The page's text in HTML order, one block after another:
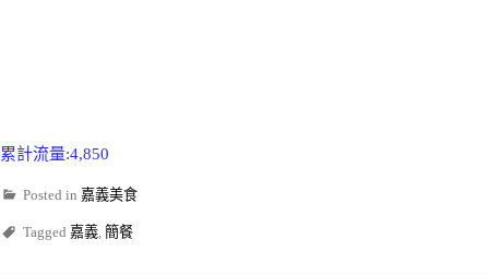
累計流量:4,850
Posted in 嘉義美食
Tagged 嘉義, 簡餐